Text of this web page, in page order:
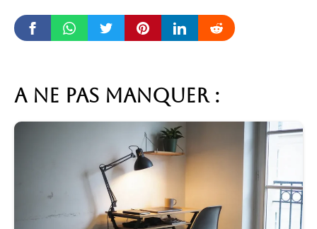
A ne pas manquer :